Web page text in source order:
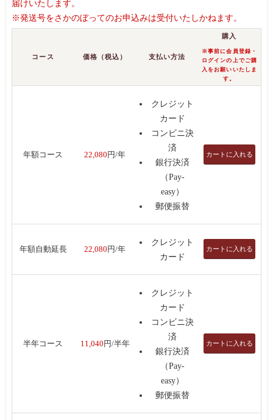
届けいたします。
※発送号をさかのぼってのお申込みは受付いたしかねます。
コース 価格（税込） 支払い方法
購入
※事前に会員登録・
ログインの上でご購
入をお願いいたしま
す。
年額コース 22,080 円/年
クレジット
カード
コンビニ決
済
銀行決済
（Pay-
easy）
郵便振替
カートに入れる
年額自動延長 22,080 円/年
クレジット
カード
カートに入れる
半年コース 11,040 円/半年
クレジット
カード
コンビニ決
済
銀行決済
（Pay-
easy）
郵便振替
カートに入れる